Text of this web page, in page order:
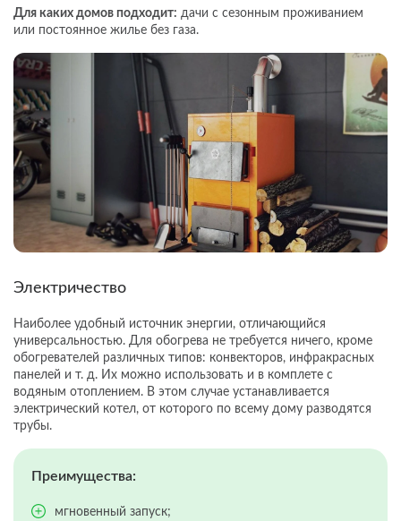
Для каких домов подходит: дачи с сезонным проживанием
или постоянное жилье без газа.
Электричество
Наиболее удобный источник энергии, отличающийся
универсальностью. Для обогрева не требуется ничего, кроме
обогревателей различных типов: конвекторов, инфракрасных
панелей и т. д. Их можно использовать и в комплете с
водяным отоплением. В этом случае устанавливается
электрический котел, от которого по всему дому разводятся
трубы.
Преимущества:
мгновенный запуск;